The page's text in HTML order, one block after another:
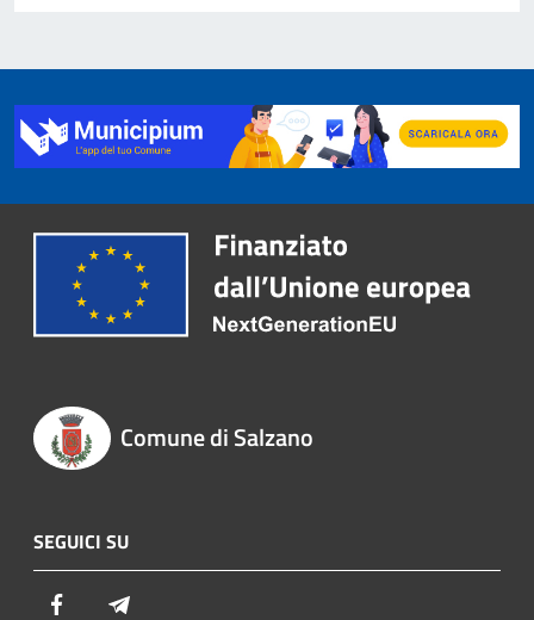
Comune di Salzano
SEGUICI SU
Facebook